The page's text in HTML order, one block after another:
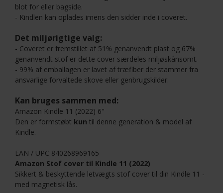
blot for eller bagside.
- Kindlen kan oplades imens den sidder inde i coveret.
Det miljørigtige valg:
- Coveret er fremstillet af 51% genanvendt plast og 67%
genanvendt stof er dette cover særdeles miljøskånsomt.
- 99% af emballagen er lavet af træfiber der stammer fra
ansvarlige forvaltede skove eller genbrugskilder.
Kan bruges sammen med:
Amazon Kindle 11 (2022) 6"
Den er formstøbt kun til denne generation & model af
Kindle.
EAN / UPC 840268969165
Amazon Stof cover til Kindle 11 (2022)
Sikkert & beskyttende letvægts stof cover til din Kindle 11 -
med magnetisk lås.